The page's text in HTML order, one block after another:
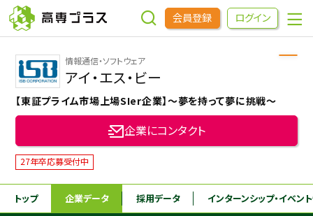
会員登録 ログイン
企業をさがす
進学先をさがす
インターンシップ・イベントをさがす
高専OBOGをさがす
情報通信・ソフトウェア
アイ・エス・ビー
【東証プライム市場上場SIer企業】～夢を持って夢に挑戦～
企業にコンタクト
27年卒応募受付中
トップ 企業データ 採用データ インターンシップ・イベン